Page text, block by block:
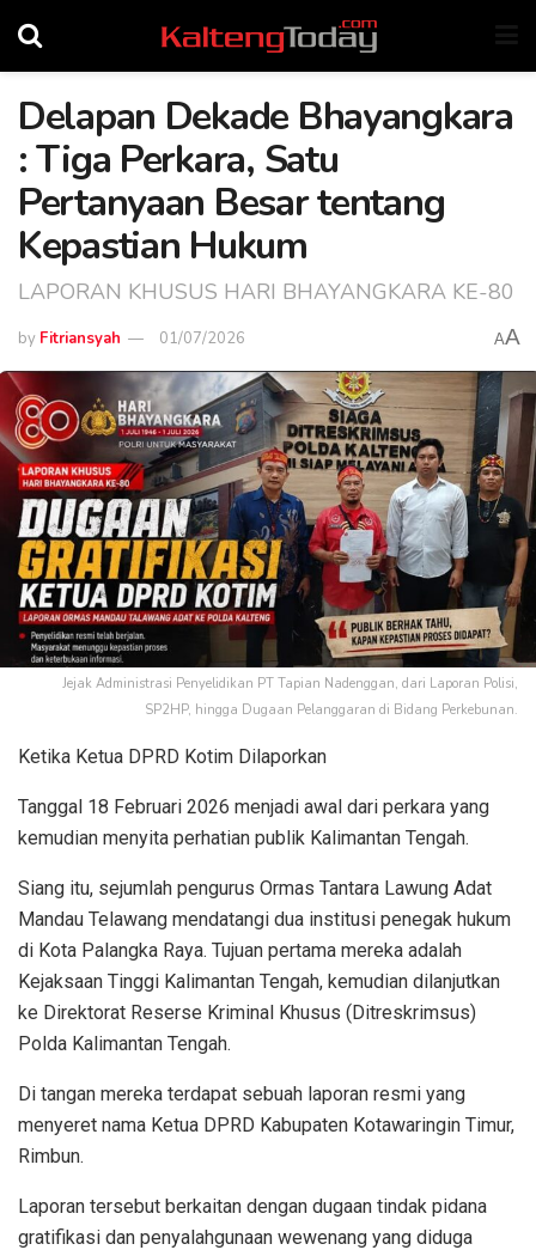
Delapan Dekade Bhayangkara
: Tiga Perkara, Satu
Pertanyaan Besar tentang
Kepastian Hukum
LAPORAN KHUSUS HARI BHAYANGKARA KE-80
by Fitriansyah 01/07/2026 AA
Jejak Administrasi Penyelidikan PT Tapian Nadenggan, dari Laporan Polisi,
SP2HP, hingga Dugaan Pelanggaran di Bidang Perkebunan.
Ketika Ketua DPRD Kotim Dilaporkan
Tanggal 18 Februari 2026 menjadi awal dari perkara yang
kemudian menyita perhatian publik Kalimantan Tengah.
Siang itu, sejumlah pengurus Ormas Tantara Lawung Adat
Mandau Telawang mendatangi dua institusi penegak hukum
di Kota Palangka Raya. Tujuan pertama mereka adalah
Kejaksaan Tinggi Kalimantan Tengah, kemudian dilanjutkan
ke Direktorat Reserse Kriminal Khusus (Ditreskrimsus)
Polda Kalimantan Tengah.
Di tangan mereka terdapat sebuah laporan resmi yang
menyeret nama Ketua DPRD Kabupaten Kotawaringin Timur,
Rimbun.
Laporan tersebut berkaitan dengan dugaan tindak pidana
gratifikasi dan penyalahgunaan wewenang yang diduga